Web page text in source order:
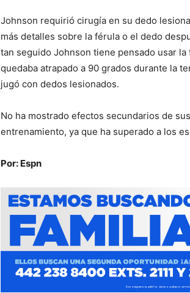
Johnson requirió cirugía en su dedo
más detalles sobre la férula o el dedo
tan seguido Johnson tiene pensado usar
quedaba atrapado a 90 grados durante la
jugó con dedos lesionados.
No ha mostrado efectos secundarios de
entrenamiento, ya que ha superado a los
Por: Espn